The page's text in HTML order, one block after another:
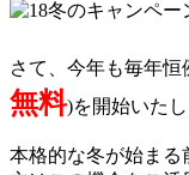
さて、今年も毎年
無料)を開始いたし
本格的な冬が始まる